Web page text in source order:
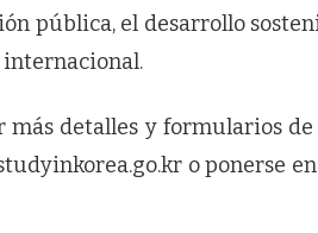
pública, el desarrollo
internacional.
más detalles y formularios
o ponerse